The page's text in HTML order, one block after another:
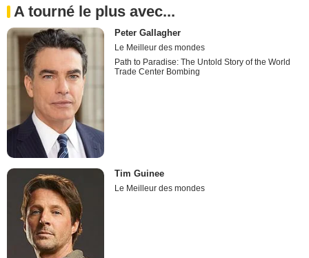
A tourné le plus avec...
Peter Gallagher
Le Meilleur des mondes
Path to Paradise: The Untold Story of the World
Trade Center Bombing
Tim Guinee
Le Meilleur des mondes